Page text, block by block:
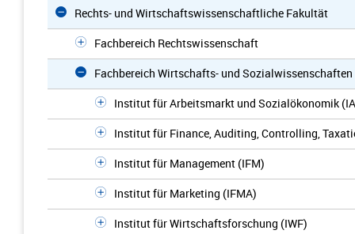
Rechts- und Wirtschaftswissenschaftliche Fakultät
Fachbereich Rechtswissenschaft
Fachbereich Wirtschafts- und Sozialwissenschaften
Institut für Arbeitsmarkt und Sozialökonomik
Institut für Finance, Auditing, Controlling,
Institut für Management (IFM)
Institut für Marketing (IFMA)
Institut für Wirtschaftsforschung (IWF)